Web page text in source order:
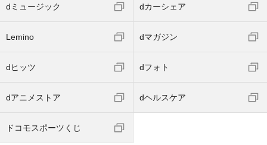
dミュージック dカーシェア
Lemino dマガジン
dヒッツ dフォト
dアニメストア dヘルスケア
ドコモスポーツくじ